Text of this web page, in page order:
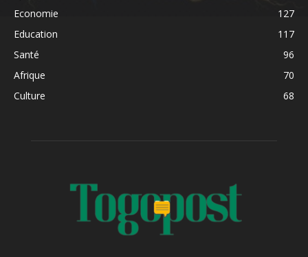
Economie
127
Education
117
Santé
96
Afrique
70
Culture
68